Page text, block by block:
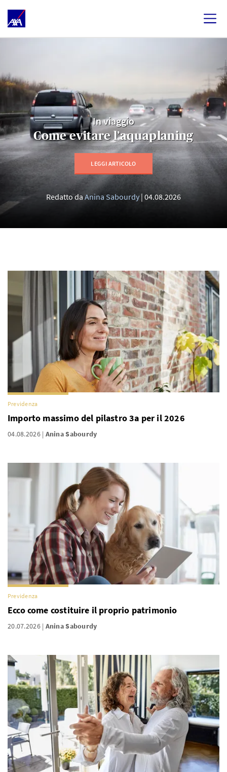
In viaggio
Come evitare l’aquaplaning
LEGGI ARTICOLO
Redatto daAnina Sabourdy 04.08.2026
Previdenza
Importo massimo del pilastro 3a per il 2026
04.08.2026 Anina Sabourdy
Previdenza
Ecco come costituire il proprio patrimonio
20.07.2026 Anina Sabourdy